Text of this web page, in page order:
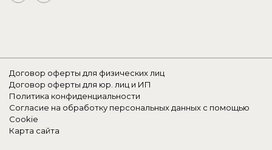
Договор оферты для физических лиц
Договор оферты для юр. лиц и ИП
Политика конфиденциальности
Согласие на обработку персональных данных с помощью
Cookie
Карта сайта